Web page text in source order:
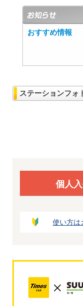
おすすめ情報
ステーションフォ
個人
使い方は